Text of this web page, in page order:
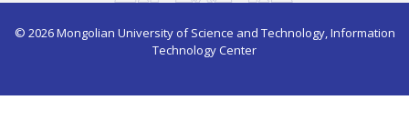
© 2026 Mongolian University of Science and Technology, Information
Technology Center